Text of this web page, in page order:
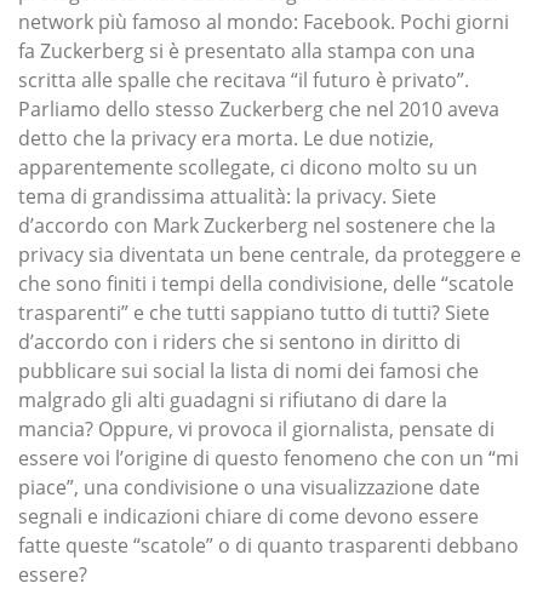
network più famoso al mondo: Facebook. Pochi giorni
fa Zuckerberg si è presentato alla stampa con una
scritta alle spalle che recitava “il futuro è privato”.
Parliamo dello stesso Zuckerberg che nel 2010 aveva
detto che la privacy era morta. Le due notizie,
apparentemente scollegate, ci dicono molto su un
tema di grandissima attualità: la privacy. Siete
d’accordo con Mark Zuckerberg nel sostenere che la
privacy sia diventata un bene centrale, da proteggere e
che sono finiti i tempi della condivisione, delle “scatole
trasparenti” e che tutti sappiano tutto di tutti? Siete
d’accordo con i riders che si sentono in diritto di
pubblicare sui social la lista di nomi dei famosi che
malgrado gli alti guadagni si rifiutano di dare la
mancia? Oppure, vi provoca il giornalista, pensate di
essere voi l’origine di questo fenomeno che con un “mi
piace”, una condivisione o una visualizzazione date
segnali e indicazioni chiare di come devono essere
fatte queste “scatole” o di quanto trasparenti debbano
essere?